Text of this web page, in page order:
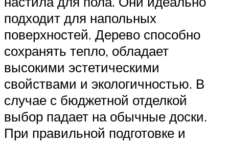
подходит для напольных
поверхностей. Дерево способно
сохранять тепло, обладает
высокими эстетическими
свойствами и экологичностью. В
случае с бюджетной отделкой
выбор падает на обычные доски.
При правильной подготовке и